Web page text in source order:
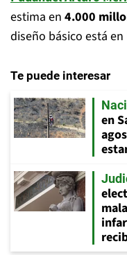
estima en 4.000
diseño básico está
Te puede interesar
en